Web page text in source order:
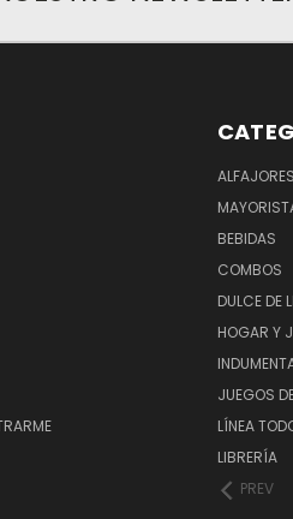
BEBIDAS
COMBOS
DULCE DE
HOGAR Y
JUEGOS
LÍNEA
LIBRERÍA
PREV